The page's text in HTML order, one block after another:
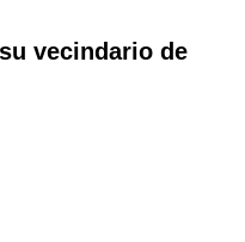
vecindario de